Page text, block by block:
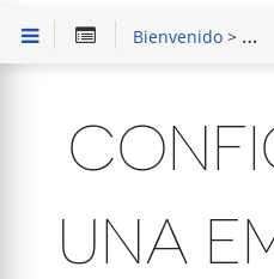
Bienvenido>
UNA